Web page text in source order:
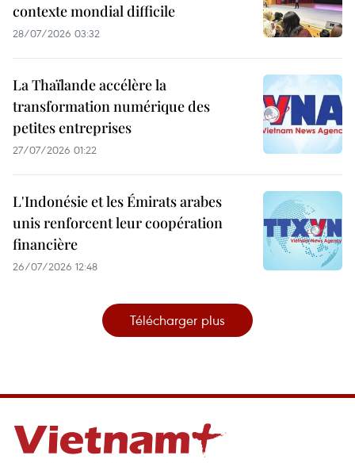
contexte mondial difficile
28/07/2026 03:32
La Thaïlande accélère la
transformation numérique des
petites entreprises
27/07/2026 01:22
L'Indonésie et les Émirats arabes
unis renforcent leur coopération
financière
26/07/2026 12:48
Télécharger plus